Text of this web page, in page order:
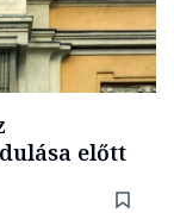
előtt